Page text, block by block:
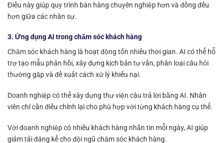
Điều này giúp quy trình bán hàng chuyên nghiệp hơn và đồng đều
hơn giữa các nhân sự.
3. Ứng dụng AI trong chăm sóc khách hàng
Chăm sóc khách hàng là hoạt động tốn nhiều thời gian. AI có thể hỗ
trợ tạo mẫu phản hồi, xây dựng kịch bản tư vấn, phân loại câu hỏi
thường gặp và đề xuất cách xử lý khiếu nại.
Doanh nghiệp có thể xây dựng thư viện câu trả lời bằng AI. Nhân
viên chỉ cần điều chỉnh lại cho phù hợp với từng khách hàng cụ thể.
Với doanh nghiệp có nhiều khách hàng nhắn tin mỗi ngày, AI giúp
giảm tải đáng kể cho đội ngũ chăm sóc khách hàng.